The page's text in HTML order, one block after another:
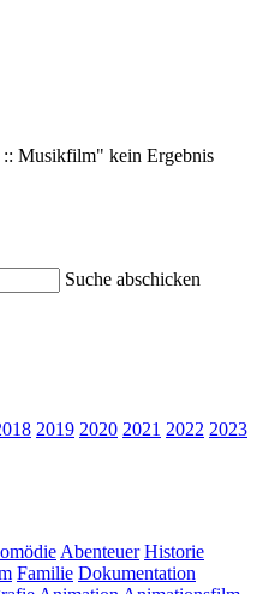
:: Musikfilm" kein Ergebnis
Suche abschicken
2019 2020 2021 2022 2023
Abenteuer Historie
Familie Dokumentation